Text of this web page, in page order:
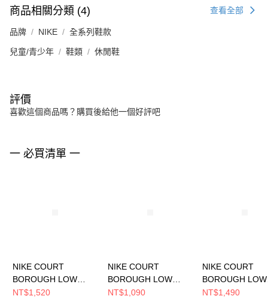
商品相關分類 (4) 查看全部
品牌 NIKE 全系列鞋款
兒童/青少年 鞋類 休閒鞋
評價
喜歡這個商品嗎？購買後給他一個好評吧
一 必買清單 一
NIKE COURT
BOROUGH LOW
RECRAFT (GS) 大童
NT$1,520
NIKE COURT
BOROUGH LOW
RECRAFT (GS) 中大
NT$1,090
NIKE COURT
BOROUGH LOW
RECRAFT (GS)
NT$1,490